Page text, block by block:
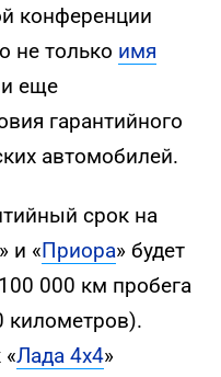
конференции
не только имя
еще
гарантийного
автомобилей.
срок на
» и «Приора» будет
000 км пробега
километров).
Лада 4х4»